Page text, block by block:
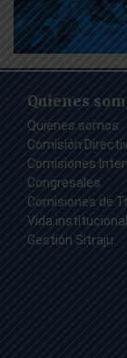
Quienes
Quienes somos
Comisión
Comisiones
Congresales
Comisiones de
Vida institucional
Gestión Sitraju